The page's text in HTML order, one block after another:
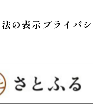
の表示 プライバ